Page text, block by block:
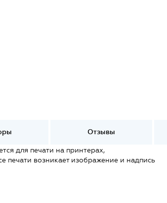
Отзывы
для печати на принтерах,
печати возникает изображение и надпись